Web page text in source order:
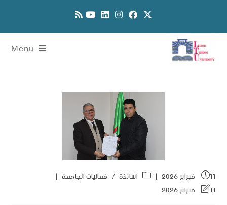
Menu
11 فبراير 2026 اساتذة / فعاليات الجامعة
11 فبراير 2026